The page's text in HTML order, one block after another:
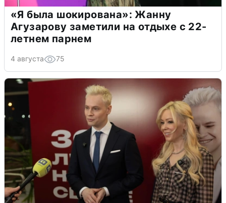
«Я была шокирована»: Жанну
Агузарову заметили на отдыхе с 22-
летнем парнем
4 августа 75